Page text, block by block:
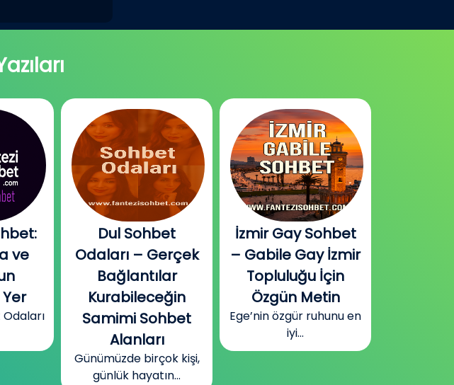
ve
Dul Sohbet
Odaları – Gerçek
Bağlantılar
Kurabileceğin
Samimi Sohbet
Alanları
Günümüzde birçok kişi,
günlük hayatın...
İzmir Gay Sohbet
– Gabile Gay İzmir
Topluluğu İçin
Özgün Metin
Ege’nin özgür ruhunu en
iyi...